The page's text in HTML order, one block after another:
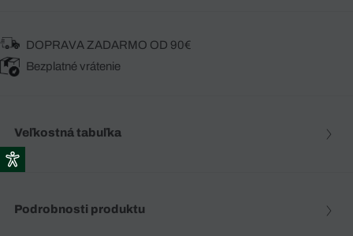
DOPRAVA ZADARMO OD 90€
Bezplatné vrátenie
Veľkostná tabuľka
Podrobnosti produktu